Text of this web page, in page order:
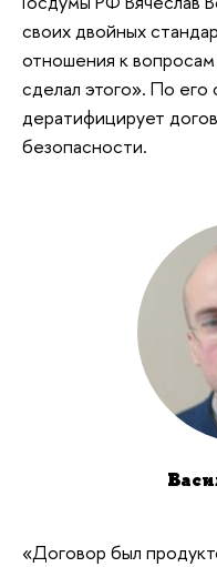
своих двойных
отношения к
сделал этого». По его
дератифицирует
безопасности.
«Договор был